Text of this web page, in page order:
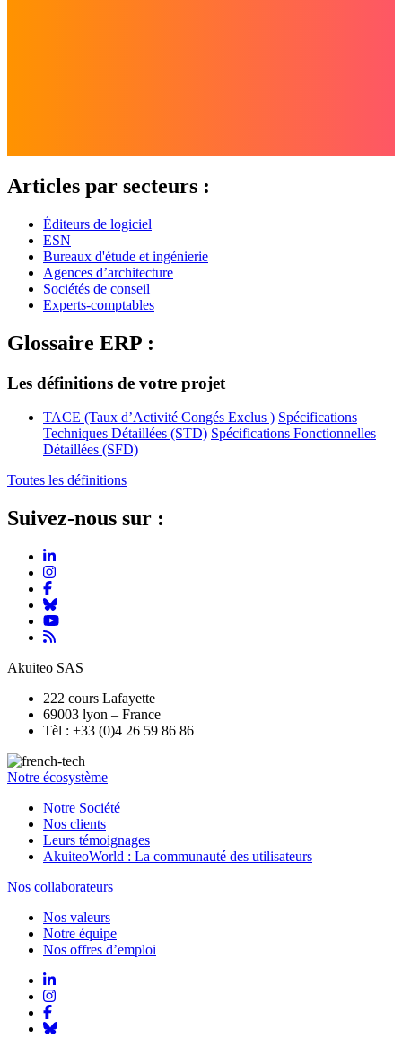
Articles par secteurs :
Éditeurs de logiciel
ESN
Bureaux d'étude et ingénierie
Agences d’architecture
Sociétés de conseil
Experts-comptables
Glossaire ERP :
Les définitions de votre projet
TACE (Taux d’Activité Congés Exclus ) Spécifications
Techniques Détaillées (STD) Spécifications Fonctionnelles
Détaillées (SFD)
Toutes les définitions
Suivez-nous sur :
Akuiteo SAS
222 cours Lafayette
69003 lyon – France
Tèl : +33 (0)4 26 59 86 86
Notre écosystème
Notre Société
Nos clients
Leurs témoignages
AkuiteoWorld : La communauté des utilisateurs
Nos collaborateurs
Nos valeurs
Notre équipe
Nos offres d’emploi